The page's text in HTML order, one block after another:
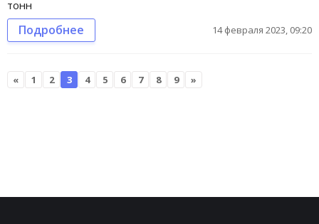
тонн
Подробнее 14 февраля 2023, 09:20
« 1 2 3 4 5 6 7 8 9 »